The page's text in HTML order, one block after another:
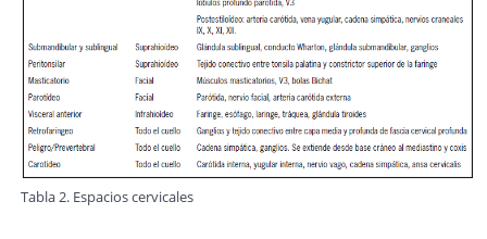
Tabla 2. Espacios cervicales